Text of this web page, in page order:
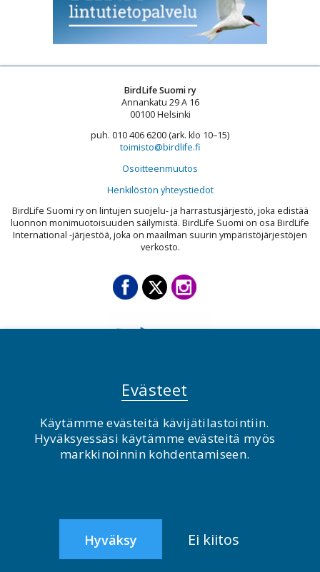
BirdLife Suomi ry
Annankatu 29 A 16
00100 Helsinki
puh. 010 406 6200 (ark. klo 10–15)
toimisto@birdlife.fi
Osoitteenmuutos
Henkilöstön yhteystiedot
BirdLife Suomi ry on lintujen suojelu- ja harrastusjärjestö, joka edistää
luonnon monimuotoisuuden säilymistä. BirdLife Suomi on osa BirdLife
International -järjestöä, joka on maailman suurin ympäristöjärjestöjen
verkosto.
© BirdLife Suomi ry 2026
Evästeet
Käytämme evästeitä kävijätilastointiin.
Hyväksyessäsi käytämme evästeitä myös
markkinoinnin kohdentamiseen.
Hyväksy Ei kiitos